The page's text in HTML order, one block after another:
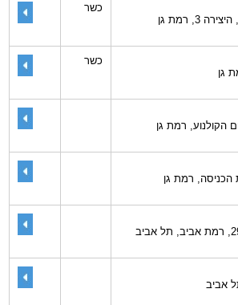
רמת גן
כשר
גן
כשר
הקולנוע, רמת גן
הכניסה, רמת גן
אביב